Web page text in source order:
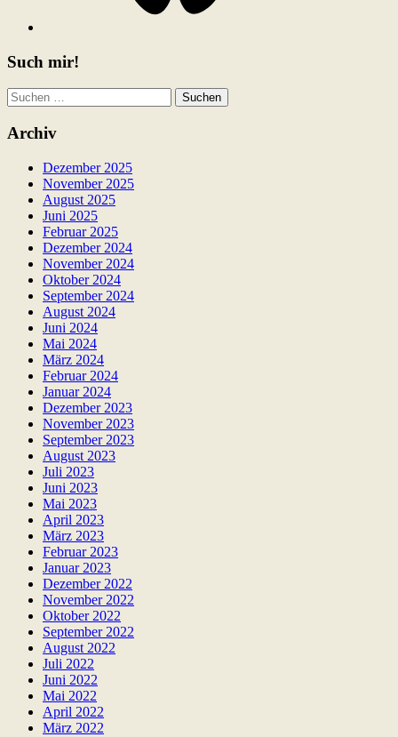
Such mir!
Suchen
nach:
Archiv
Dezember 2025
November 2025
August 2025
Juni 2025
Februar 2025
Dezember 2024
November 2024
Oktober 2024
September 2024
August 2024
Juni 2024
Mai 2024
März 2024
Februar 2024
Januar 2024
Dezember 2023
November 2023
September 2023
August 2023
Juli 2023
Juni 2023
Mai 2023
April 2023
März 2023
Februar 2023
Januar 2023
Dezember 2022
November 2022
Oktober 2022
September 2022
August 2022
Juli 2022
Juni 2022
Mai 2022
April 2022
März 2022